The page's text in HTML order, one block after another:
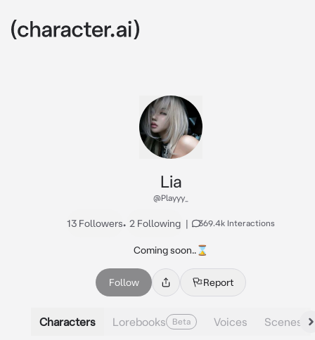
Lia
@Playyy_
13 Followers• 2 Following | 369.4k Interactions
Coming soon..⌛️
Follow Report
Characters Lorebooks Beta Voices Scenes